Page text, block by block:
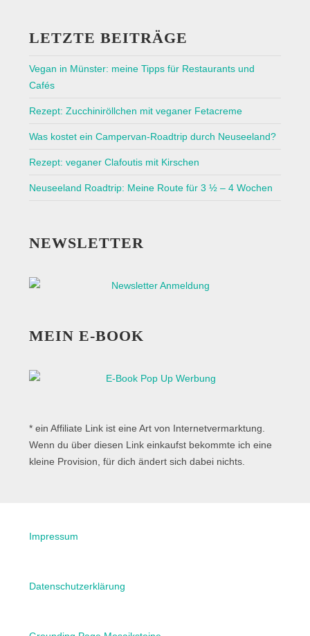
LETZTE BEITRÄGE
Vegan in Münster: meine Tipps für Restaurants und
Cafés
Rezept: Zucchiniröllchen mit veganer Fetacreme
Was kostet ein Campervan-Roadtrip durch Neuseeland?
Rezept: veganer Clafoutis mit Kirschen
Neuseeland Roadtrip: Meine Route für 3 ½ – 4 Wochen
NEWSLETTER
MEIN E-BOOK
* ein Affiliate Link ist eine Art von Internetvermarktung.
Wenn du über diesen Link einkaufst bekommte ich eine
kleine Provision, für dich ändert sich dabei nichts.
Impressum
Datenschutzerklärung